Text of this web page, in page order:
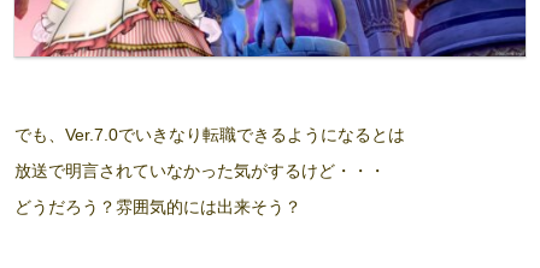
でも、Ver.7.0でいきなり転職できるようになるとは
放送で明言されていなかった気がするけど・・・
どうだろう？雰囲気的には出来そう？